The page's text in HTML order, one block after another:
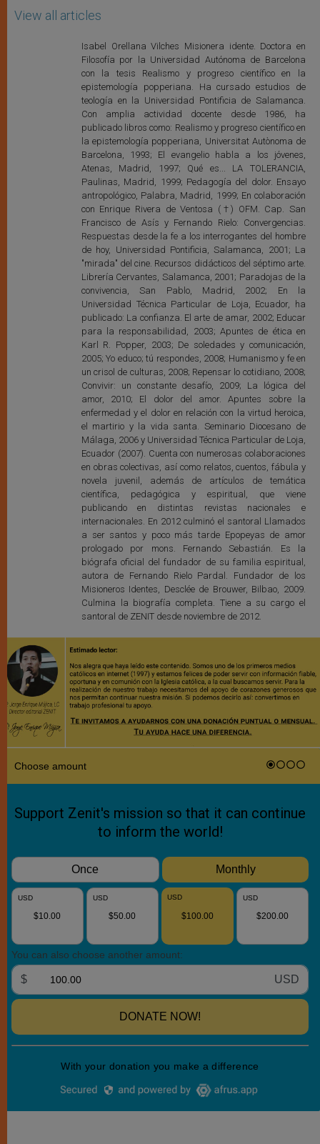
View all articles
Isabel Orellana Vilches Misionera idente. Doctora en
Filosofía por la Universidad Autónoma de Barcelona
con la tesis Realismo y progreso científico en la
epistemología popperiana. Ha cursado estudios de
teología en la Universidad Pontificia de Salamanca.
Con amplia actividad docente desde 1986, ha
publicado libros como: Realismo y progreso científico en
la epistemología popperiana, Universitat Autònoma de
Barcelona, 1993; El evangelio habla a los jóvenes,
Atenas, Madrid, 1997; Qué es... LA TOLERANCIA,
Paulinas, Madrid, 1999; Pedagogía del dolor. Ensayo
antropológico, Palabra, Madrid, 1999; En colaboración
con Enrique Rivera de Ventosa (†) OFM. Cap. San
Francisco de Asís y Fernando Rielo: Convergencias.
Respuestas desde la fe a los interrogantes del hombre
de hoy, Universidad Pontificia, Salamanca, 2001; La
"mirada" del cine. Recursos didácticos del séptimo arte.
Librería Cervantes, Salamanca, 2001; Paradojas de la
convivencia, San Pablo, Madrid, 2002; En la
Universidad Técnica Particular de Loja, Ecuador, ha
publicado: La confianza. El arte de amar, 2002; Educar
para la responsabilidad, 2003; Apuntes de ética en
Karl R. Popper, 2003; De soledades y comunicación,
2005; Yo educo; tú respondes, 2008; Humanismo y fe en
un crisol de culturas, 2008; Repensar lo cotidiano, 2008;
Convivir: un constante desafío, 2009; La lógica del
amor, 2010; El dolor del amor. Apuntes sobre la
enfermedad y el dolor en relación con la virtud heroica,
el martirio y la vida santa. Seminario Diocesano de
Málaga, 2006 y Universidad Técnica Particular de Loja,
Ecuador (2007). Cuenta con numerosas colaboraciones
en obras colectivas, así como relatos, cuentos, fábula y
novela juvenil, además de artículos de temática
científica, pedagógica y espiritual, que viene
publicando en distintas revistas nacionales e
internacionales. En 2012 culminó el santoral Llamados
a ser santos y poco más tarde Epopeyas de amor
prologado por mons. Fernando Sebastián. Es la
biógrafa oficial del fundador de su familia espiritual,
autora de Fernando Rielo Pardal. Fundador de los
Misioneros Identes, Desclée de Brouwer, Bilbao, 2009.
Culmina la biografía completa. Tiene a su cargo el
santoral de ZENIT desde noviembre de 2012.